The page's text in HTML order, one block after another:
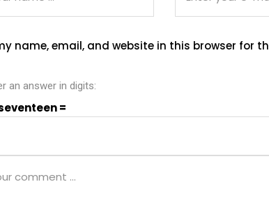
name, email, and website in this browser for
an answer in digits:
=